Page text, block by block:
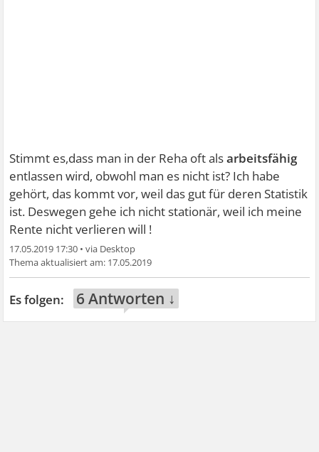
Stimmt es,dass man in der Reha oft alsarbeitsfähig
entlassen wird, obwohl man es nicht ist? Ich habe
gehört, das kommt vor, weil das gut für deren Statistik
ist. Deswegen gehe ich nicht stationär, weil ich meine
Rente nicht verlieren will !
17.05.2019 17:30 •
17.05.2019
6 Antworten ↓